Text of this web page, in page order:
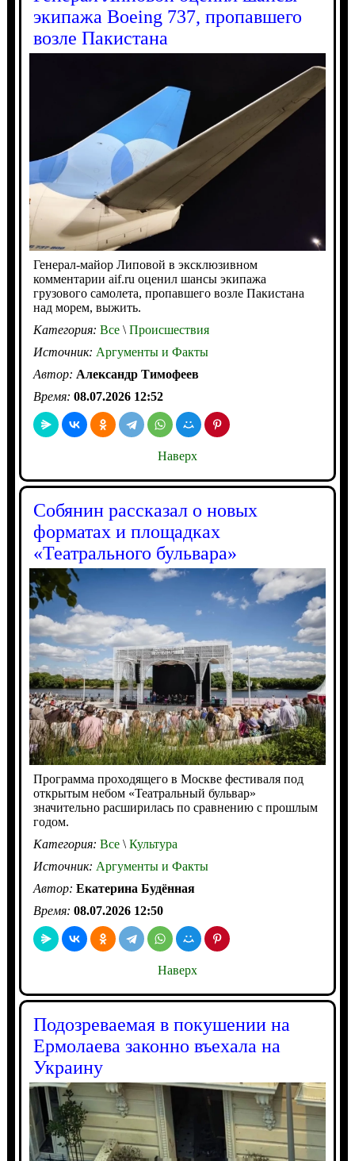
экипажа Boeing 737, пропавшего
возле Пакистана
Генерал-майор Липовой в эксклюзивном
комментарии aif.ru оценил шансы экипажа
грузового самолета, пропавшего возле Пакистана
над морем, выжить.
Категория: Все\Происшествия
Источник: Аргументы и Факты
Автор: Александр Тимофеев
Время: 08.07.2026 12:52
Наверх
Собянин рассказал о новых
форматах и площадках
«Театрального бульвара»
Программа проходящего в Москве фестиваля под
открытым небом «Театральный бульвар»
значительно расширилась по сравнению с прошлым
годом.
Категория: Все\Культура
Источник: Аргументы и Факты
Автор: Екатерина Будённая
Время: 08.07.2026 12:50
Наверх
Подозреваемая в покушении на
Ермолаева законно въехала на
Украину